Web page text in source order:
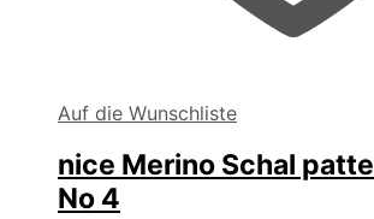
Auf die Wunschliste
nice Merino Schal
No 4